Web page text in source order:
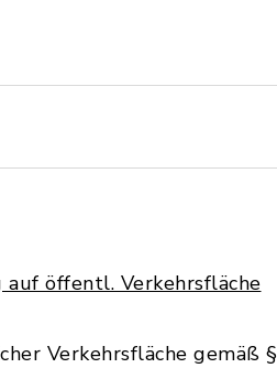
öffentl. Verkehrsfläche
Verkehrsfläche gemäß §